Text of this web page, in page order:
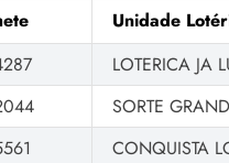
Unidade
LOTERICA JA
SORTE
CONQUISTA